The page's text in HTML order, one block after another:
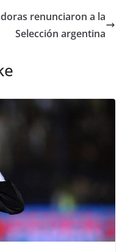
renunciaron a la
Selección argentina